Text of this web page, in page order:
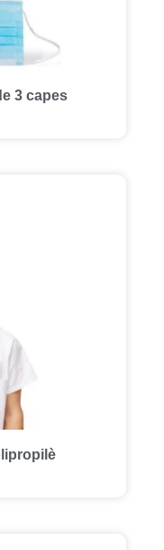
3 capes